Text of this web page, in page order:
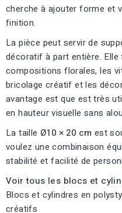
cherche à ajouter forme et
finition.
La pièce peut servir de
décoratif à part entière.
compositions florales, les
bricolage créatif et les
avantage est que est très
en hauteur visuelle sans
La taille Ø10 × 20 cm est
voulez une combinaison
stabilité et facilité de
Voir tous les blocs et
Blocs et cylindres en
créatifs